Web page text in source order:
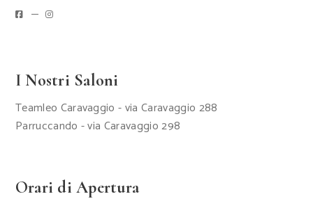
I Nostri Saloni
Teamleo Caravaggio - via Caravaggio 288
Parruccando - via Caravaggio 298
Orari di Apertura